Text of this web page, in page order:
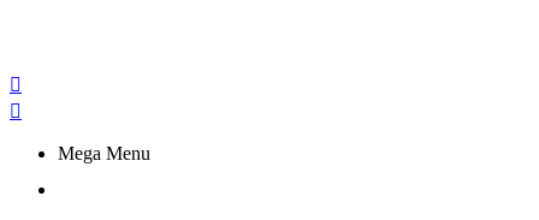


Mega Menu